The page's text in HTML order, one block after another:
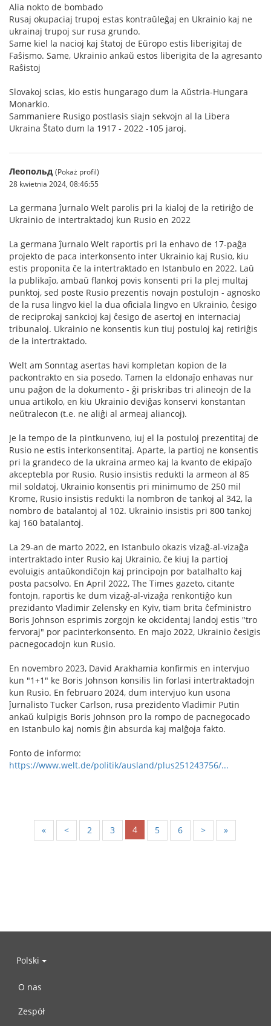
Alia nokto de bombado
Rusaj okupaciaj trupoj estas kontraŭleĝaj en Ukrainio kaj ne
ukrainaj trupoj sur rusa grundo.
Same kiel la nacioj kaj ŝtatoj de Eŭropo estis liberigitaj de
Faŝismo. Same, Ukrainio ankaŭ estos liberigita de la agresanto
Raŝistoj
Slovakoj scias, kio estis hungarago dum la Aŭstria-Hungara
Monarkio.
Sammaniere Rusigo postlasis siajn sekvojn al la Libera
Ukraina Ŝtato dum la 1917 - 2022 -105 jaroj.
Леопольд (Pokaż profil)
28 kwietnia 2024, 08:46:55
La germana ĵurnalo Welt parolis pri la kialoj de la retiriĝo de
Ukrainio de intertraktadoj kun Rusio en 2022
La germana ĵurnalo Welt raportis pri la enhavo de 17-paĝa
projekto de paca interkonsento inter Ukrainio kaj Rusio, kiu
estis proponita ĉe la intertraktado en Istanbulo en 2022. Laŭ
la publikaĵo, ambaŭ flankoj povis konsenti pri la plej multaj
punktoj, sed poste Rusio prezentis novajn postulojn - agnosko
de la rusa lingvo kiel la dua oficiala lingvo en Ukrainio, ĉesigo
de reciprokaj sankcioj kaj ĉesigo de asertoj en internaciaj
tribunaloj. Ukrainio ne konsentis kun tiuj postuloj kaj retiriĝis
de la intertraktado.
Welt am Sonntag asertas havi kompletan kopion de la
packontrakto en sia posedo. Tamen la eldonaĵo enhavas nur
unu paĝon de la dokumento - ĝi priskribas tri alineojn de la
unua artikolo, en kiu Ukrainio deviĝas konservi konstantan
neŭtralecon (t.e. ne aliĝi al armeaj aliancoj).
Je la tempo de la pintkunveno, iuj el la postuloj prezentitaj de
Rusio ne estis interkonsentitaj. Aparte, la partioj ne konsentis
pri la grandeco de la ukraina armeo kaj la kvanto de ekipaĵo
akceptebla por Rusio. Rusio insistis redukti la armeon al 85
mil soldatoj, Ukrainio konsentis pri minimumo de 250 mil
Krome, Rusio insistis redukti la nombron de tankoj al 342, la
nombro de batalantoj al 102. Ukrainio insistis pri 800 tankoj
kaj 160 batalantoj.
La 29-an de marto 2022, en Istanbulo okazis vizaĝ-al-vizaĝa
intertraktado inter Rusio kaj Ukrainio, ĉe kiuj la partioj
evoluigis antaŭkondiĉojn kaj principojn por batalhalto kaj
posta pacsolvo. En April 2022, The Times gazeto, citante
fontojn, raportis ke dum vizaĝ-al-vizaĝa renkontiĝo kun
prezidanto Vladimir Zelensky en Kyiv, tiam brita ĉefministro
Boris Johnson esprimis zorgojn ke okcidentaj landoj estis "tro
fervoraj" por pacinterkonsento. En majo 2022, Ukrainio ĉesigis
pacnegocadojn kun Rusio.
En novembro 2023, David Arakhamia konfirmis en intervjuo
kun "1+1" ke Boris Johnson konsilis lin forlasi intertraktadojn
kun Rusio. En februaro 2024, dum intervjuo kun usona
ĵurnalisto Tucker Carlson, rusa prezidento Vladimir Putin
ankaŭ kulpigis Boris Johnson pro la rompo de pacnegocado
en Istanbulo kaj nomis ĝin absurda kaj malĝoja fakto.
Fonto de informo:
https://www.welt.de/politik/ausland/plus251243756/...
« < 2 3 4 5 6 > »
Polski
O nas
Zespół